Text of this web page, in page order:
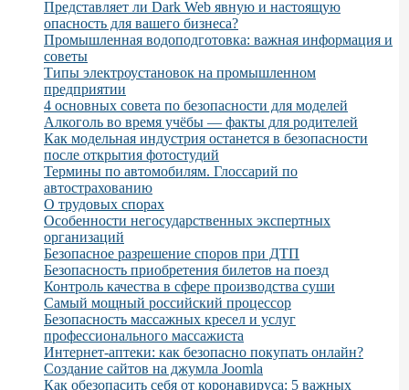
Представляет ли Dark Web явную и настоящую
опасность для вашего бизнеса?
Промышленная водоподготовка: важная информация и
советы
Типы электроустановок на промышленном
предприятии
4 основных совета по безопасности для моделей
Алкоголь во время учёбы — факты для родителей
Как модельная индустрия останется в безопасности
после открытия фотостудий
Термины по автомобилям. Глоссарий по
автострахованию
О трудовых спорах
Особенности негосударственных экспертных
организаций
Безопасное разрешение споров при ДТП
Безопасность приобретения билетов на поезд
Контроль качества в сфере производства суши
Самый мощный российский процессор
Безопасность массажных кресел и услуг
профессионального массажиста
Интернет-аптеки: как безопасно покупать онлайн?
Создание сайтов на джумла Joomla
Как обезопасить себя от коронавируса: 5 важных